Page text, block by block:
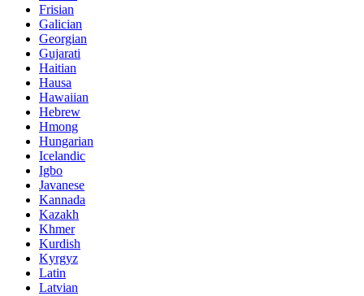
Frisian
Galician
Georgian
Gujarati
Haitian
Hausa
Hawaiian
Hebrew
Hmong
Hungarian
Icelandic
Igbo
Javanese
Kannada
Kazakh
Khmer
Kurdish
Kyrgyz
Latin
Latvian